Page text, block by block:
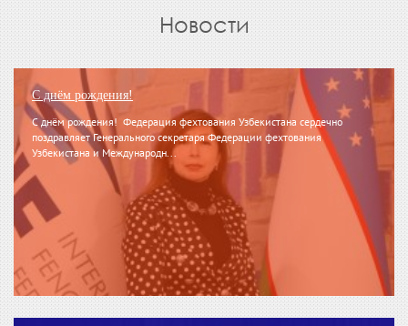
Новости
С днём рождения!
С днём рождения! Федерация фехтования Узбекистана сердечно
поздравляет Генерального секретаря Федерации фехтования
Узбекистана и Международн...